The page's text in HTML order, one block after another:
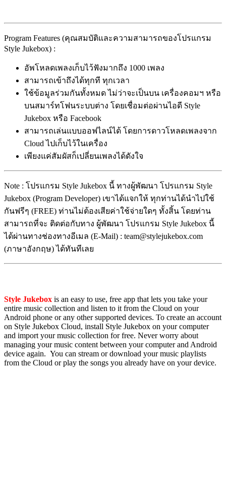
Program Features (คุณสมบัติและความสามารถของโปรแกรม
Style Jukebox) :
อัพโหลดเพลงเก็บไว้ฟังมากถึง 1000 เพลง
สามารถเข้าถึงได้ทุกที ทุกเวลา
ใช้ข้อมูลร่วมกันทั้งหมด ไม่ว่าจะเป็นบน เครื่องคอมฯ หรือ
บนสมาร์ทโฟนระบบต่าง โดยเชื่อมต่อผ่านไอดี Style
Jukebox หรือ Facebook
สามารถเล่นแบบออฟไลน์ได้ โดยการดาวโหลดเพลงจาก
Cloud ไปเก็บไว้ในเครื่อง
เพียงแค่สัมผัสก็เปลี่ยนเพลงได้ดังใจ
Note : โปรแกรม Style Jukebox นี้ ทางผู้พัฒนา โปรแกรม Style
Jukebox (Program Developer) เขาได้แจกให้ ทุกท่านได้นำไปใช้
กันฟรีๆ (FREE) ท่านไม่ต้องเสียค่าใช้จ่ายใดๆ ทั้งสิ้น โดยท่าน
สามารถที่จะ ติดต่อกับทาง ผู้พัฒนา โปรแกรม Style Jukebox นี้
ได้ผ่านทางช่องทางอีเมล (E-Mail) : team@stylejukebox.com
(ภาษาอังกฤษ) ได้ทันทีเลย
Style Jukebox is an easy to use, free app that lets you take your
entire music collection and listen to it from the Cloud on your
Android phone or any other supported devices. To create an account
on Style Jukebox Cloud, install Style Jukebox on your computer
and import your music collection for free. Never worry about
managing your music content between your computer and Android
device again. You can stream or download your music playlists
from the Cloud or play the songs you already have on your device.